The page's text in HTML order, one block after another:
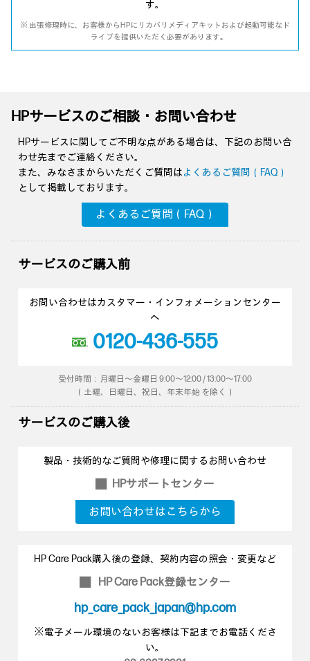
す。
※ 出張修理時に、お客様からHPにリカバリメディアキットおよび起動可能なド
ライブを提供いただく必要があります。
HPサービスのご相談・お問い合わせ
HPサービスに関してご不明な点がある場合は、下記のお問い合
わせ先までご連絡ください。
また、みなさまからいただくご質問はよくあるご質問（FAQ）
として掲載しております。
よくあるご質問（FAQ）
サービスのご購入前
お問い合わせはカスタマー・インフォメーションセンター
へ
0120-436-555
受付時間：月曜日～金曜日 9:00～12:00 / 13:00～17:00
（土曜、日曜日、祝日、年末年始 を除く）
サービスのご購入後
製品・技術的なご質問や修理に関するお問い合わせ
HPサポートセンター
お問い合わせはこちらから
HP Care Pack購入後の登録、契約内容の照会・変更など
HP Care Pack登録センター
hp_care_pack_japan@hp.com
※電子メール環境のないお客様は下記までお電話くださ
い。